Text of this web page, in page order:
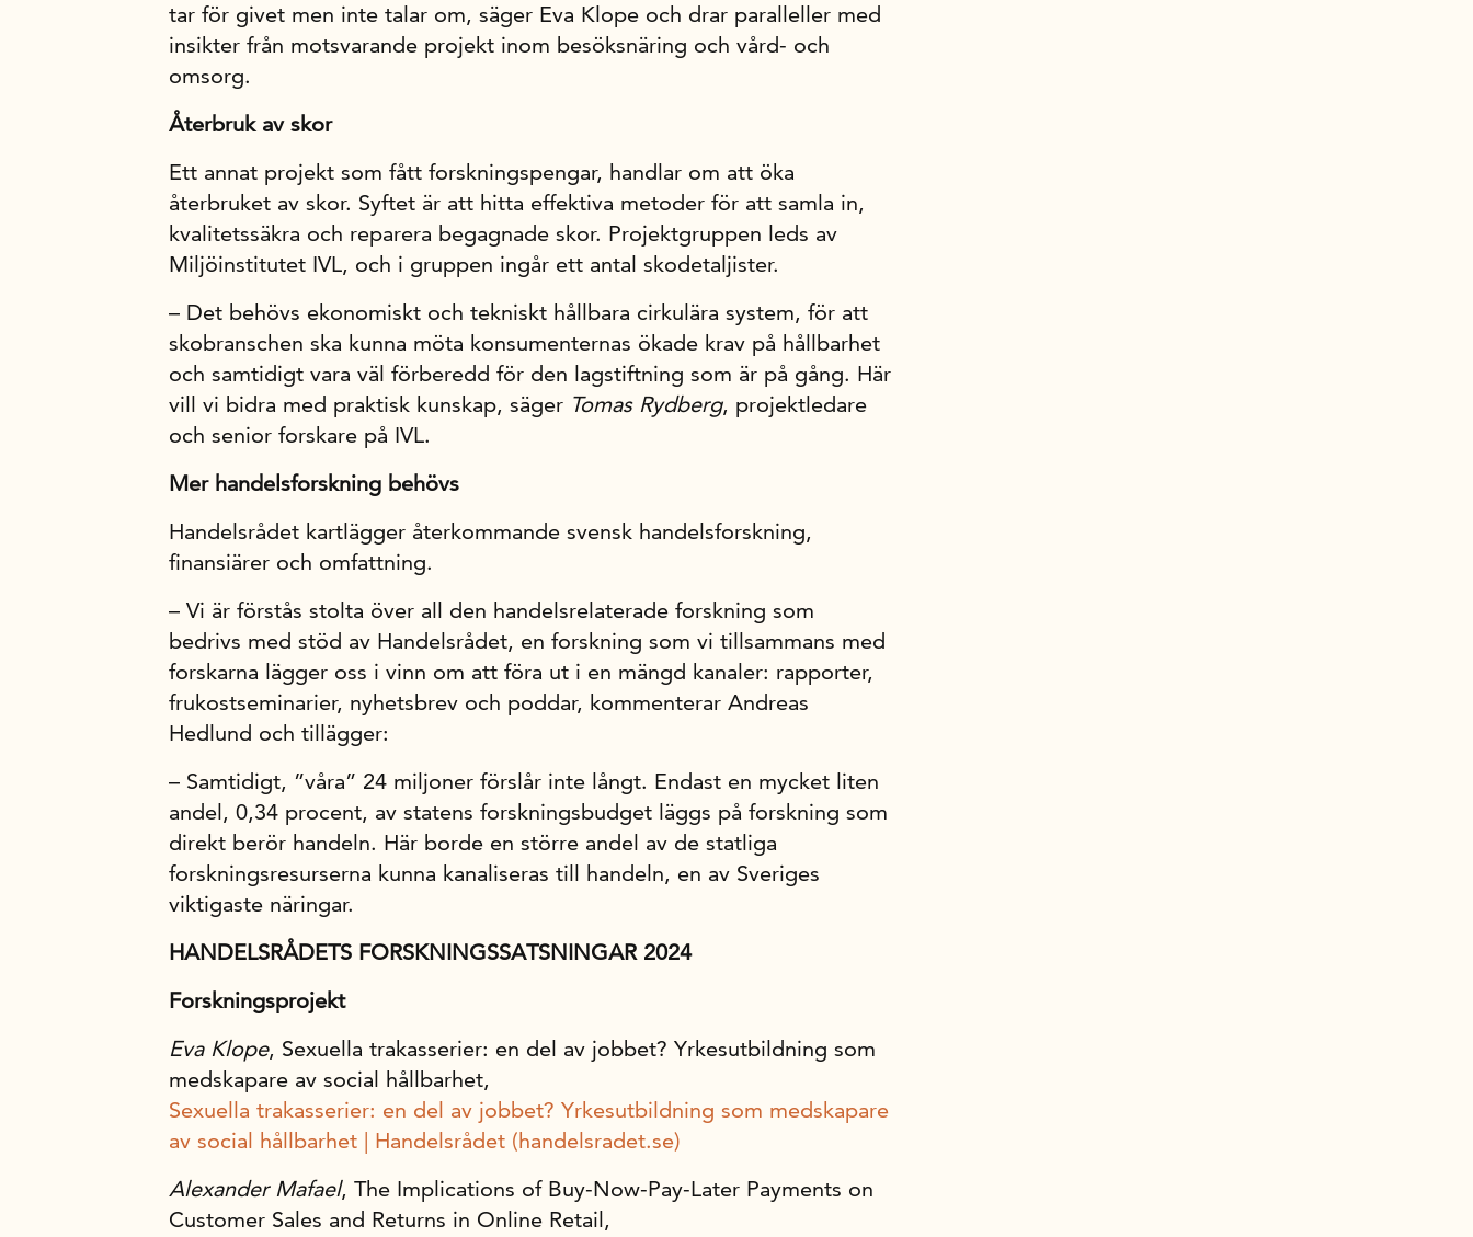
tar för givet men inte talar om, säger Eva Klope och drar paralleller med
insikter från motsvarande projekt inom besöksnäring och vård- och
omsorg.
Återbruk av skor
Ett annat projekt som fått forskningspengar, handlar om att öka
återbruket av skor. Syftet är att hitta effektiva metoder för att samla in,
kvalitetssäkra och reparera begagnade skor. Projektgruppen leds av
Miljöinstitutet IVL, och i gruppen ingår ett antal skodetaljister.
– Det behövs ekonomiskt och tekniskt hållbara cirkulära system, för att
skobranschen ska kunna möta konsumenternas ökade krav på hållbarhet
och samtidigt vara väl förberedd för den lagstiftning som är på gång. Här
vill vi bidra med praktisk kunskap, säger Tomas Rydberg, projektledare
och senior forskare på IVL.
Mer handelsforskning behövs
Handelsrådet kartlägger återkommande svensk handelsforskning,
finansiärer och omfattning.
– Vi är förstås stolta över all den handelsrelaterade forskning som
bedrivs med stöd av Handelsrådet, en forskning som vi tillsammans med
forskarna lägger oss i vinn om att föra ut i en mängd kanaler: rapporter,
frukostseminarier, nyhetsbrev och poddar, kommenterar Andreas
Hedlund och tillägger:
– Samtidigt, ”våra” 24 miljoner förslår inte långt. Endast en mycket liten
andel, 0,34 procent, av statens forskningsbudget läggs på forskning som
direkt berör handeln. Här borde en större andel av de statliga
forskningsresurserna kunna kanaliseras till handeln, en av Sveriges
viktigaste näringar.
HANDELSRÅDETS FORSKNINGSSATSNINGAR 2024
Forskningsprojekt
Eva Klope, Sexuella trakasserier: en del av jobbet? Yrkesutbildning som
medskapare av social hållbarhet,
Sexuella trakasserier: en del av jobbet? Yrkesutbildning som medskapare
av social hållbarhet | Handelsrådet (handelsradet.se)
Alexander Mafael, The Implications of Buy-Now-Pay-Later Payments on
Customer Sales and Returns in Online Retail,